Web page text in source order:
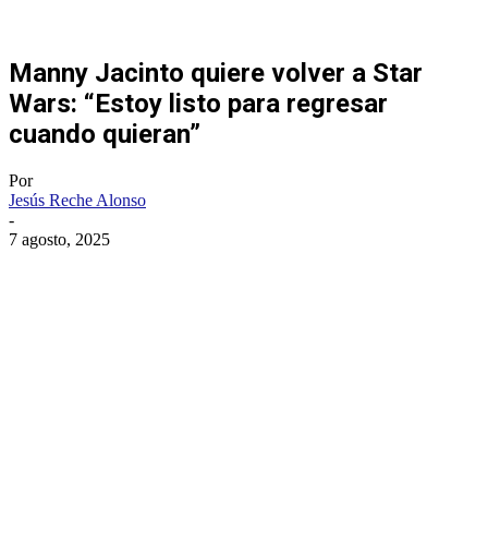
Manny Jacinto quiere volver a Star
Wars: “Estoy listo para regresar
cuando quieran”
Por
Jesús Reche Alonso
-
7 agosto, 2025